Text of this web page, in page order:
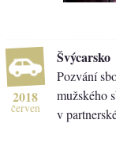
2018
červen
Švýcarsko
Pozvání
mužského
v